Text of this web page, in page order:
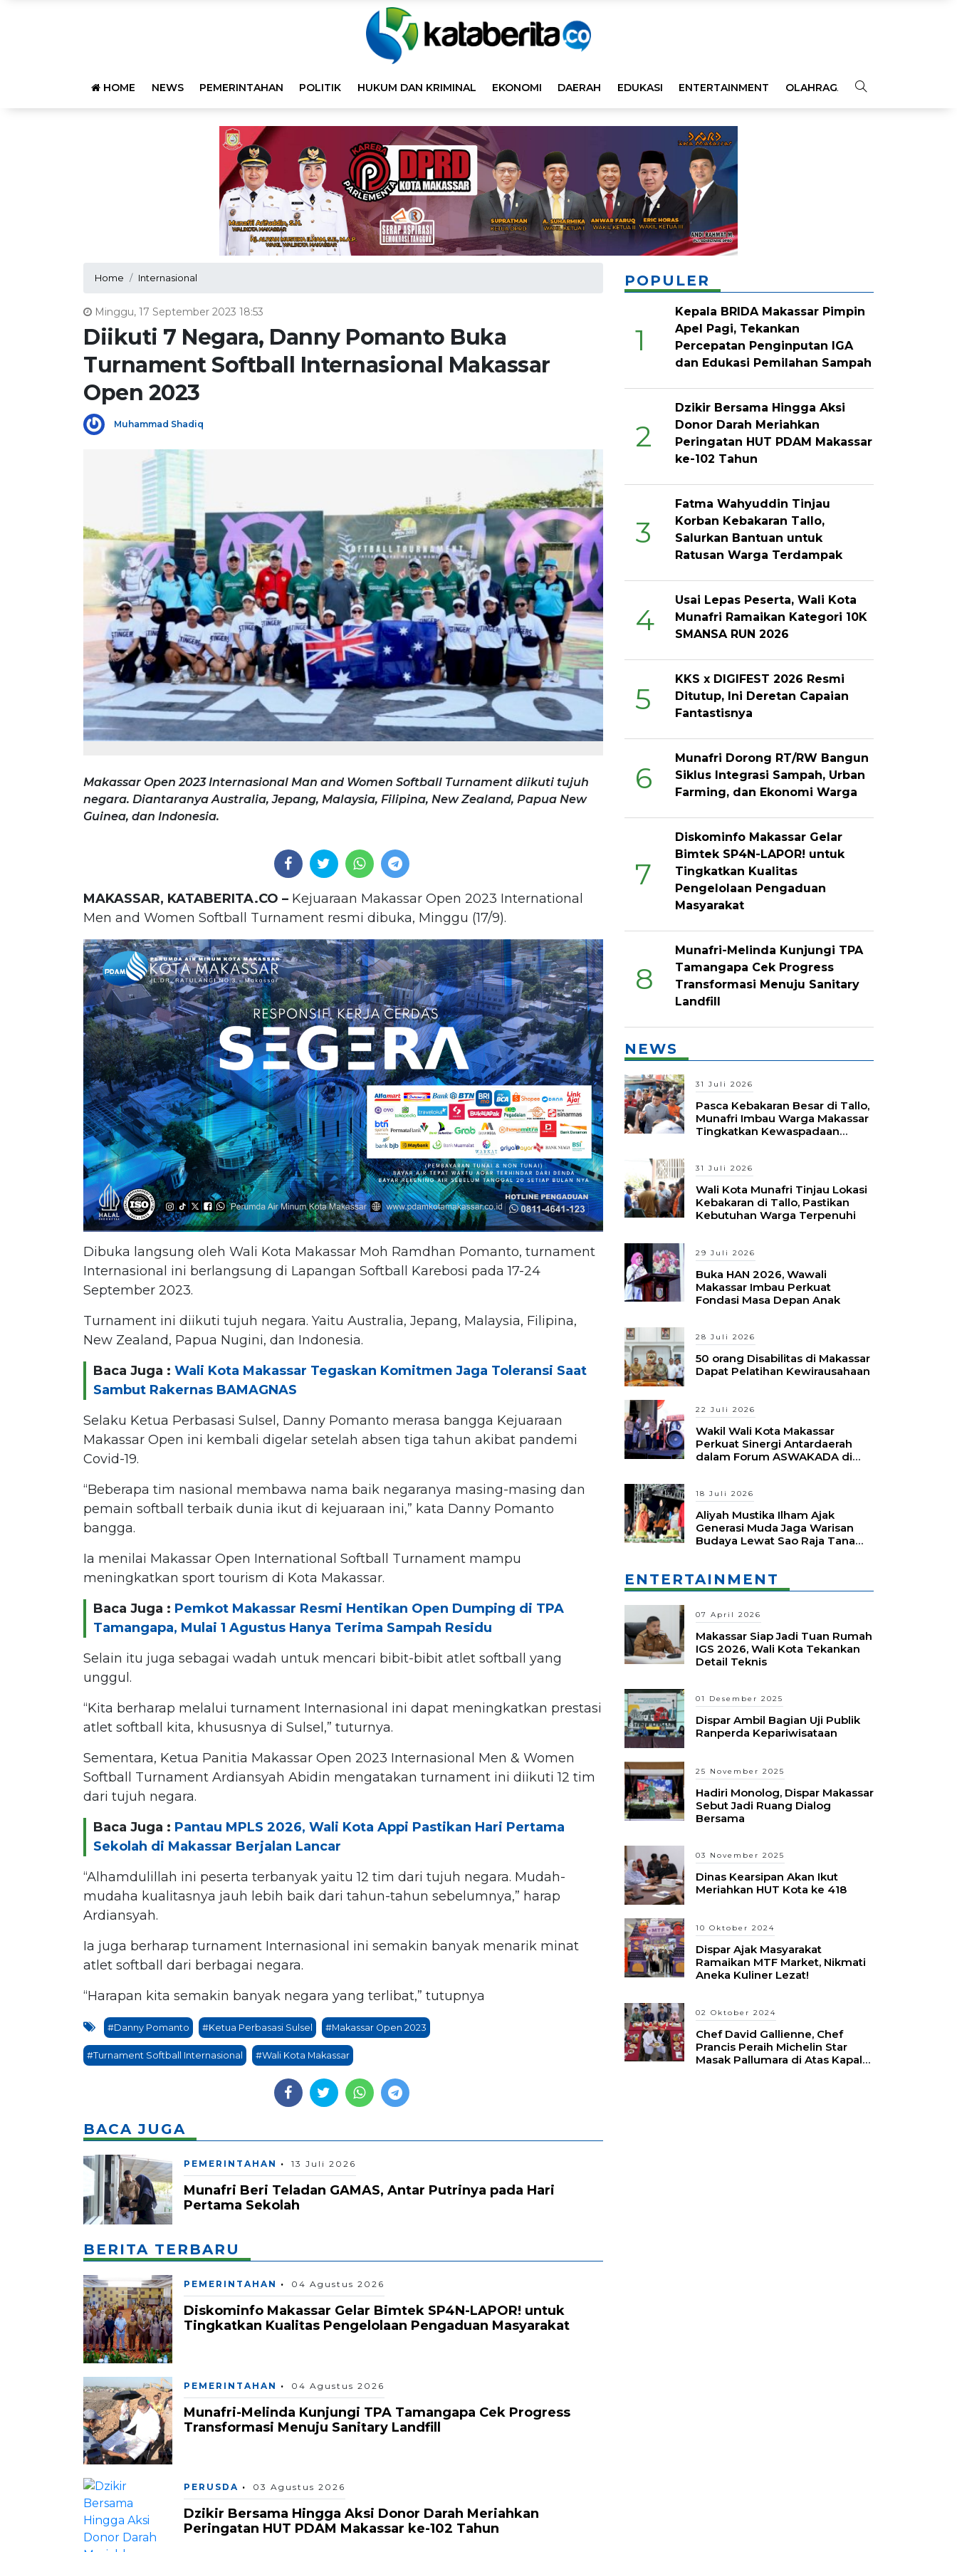
HOME NEWS PEMERINTAHAN POLITIK HUKUM DAN KRIMINAL EKONOMI DAERAH EDUKASI ENTERTAINMENT OLAHRAGA OPINI
Home Internasional
Minggu, 17 September 2023 18:53
Diikuti 7 Negara, Danny Pomanto Buka
Turnament Softball Internasional Makassar
Open 2023
Muhammad Shadiq
Makassar Open 2023 Internasional Man and Women Softball Turnament diikuti tujuh
negara. Diantaranya Australia, Jepang, Malaysia, Filipina, New Zealand, Papua New
Guinea, dan Indonesia.
MAKASSAR, KATABERITA.CO – Kejuaraan Makassar Open 2023 International
Men and Women Softball Turnament resmi dibuka, Minggu (17/9).
Dibuka langsung oleh Wali Kota Makassar Moh Ramdhan Pomanto, turnament
Internasional ini berlangsung di Lapangan Softball Karebosi pada 17-24
September 2023.
Turnament ini diikuti tujuh negara. Yaitu Australia, Jepang, Malaysia, Filipina,
New Zealand, Papua Nugini, dan Indonesia.
Baca Juga : Wali Kota Makassar Tegaskan Komitmen Jaga Toleransi Saat
Sambut Rakernas BAMAGNAS
Selaku Ketua Perbasasi Sulsel, Danny Pomanto merasa bangga Kejuaraan
Makassar Open ini kembali digelar setelah absen tiga tahun akibat pandemi
Covid-19.
“Beberapa tim nasional membawa nama baik negaranya masing-masing dan
pemain softball terbaik dunia ikut di kejuaraan ini,” kata Danny Pomanto
bangga.
Ia menilai Makassar Open International Softball Turnament mampu
meningkatkan sport tourism di Kota Makassar.
Baca Juga : Pemkot Makassar Resmi Hentikan Open Dumping di TPA
Tamangapa, Mulai 1 Agustus Hanya Terima Sampah Residu
Selain itu juga sebagai wadah untuk mencari bibit-bibit atlet softball yang
unggul.
“Kita berharap melalui turnament Internasional ini dapat meningkatkan prestasi
atlet softball kita, khususnya di Sulsel,” tuturnya.
Sementara, Ketua Panitia Makassar Open 2023 Internasional Men & Women
Softball Turnament Ardiansyah Abidin mengatakan turnament ini diikuti 12 tim
dari tujuh negara.
Baca Juga : Pantau MPLS 2026, Wali Kota Appi Pastikan Hari Pertama
Sekolah di Makassar Berjalan Lancar
“Alhamdulillah ini peserta terbanyak yaitu 12 tim dari tujuh negara. Mudah-
mudaha kualitasnya jauh lebih baik dari tahun-tahun sebelumnya,” harap
Ardiansyah.
Ia juga berharap turnament Internasional ini semakin banyak menarik minat
atlet softball dari berbagai negara.
“Harapan kita semakin banyak negara yang terlibat,” tutupnya
#Danny Pomanto #Ketua Perbasasi Sulsel #Makassar Open 2023
#Turnament Softball Internasional #Wali Kota Makassar
BACA JUGA
PEMERINTAHAN 13 Juli 2026
Munafri Beri Teladan GAMAS, Antar Putrinya pada Hari
Pertama Sekolah
BERITA TERBARU
PEMERINTAHAN 04 Agustus 2026
Diskominfo Makassar Gelar Bimtek SP4N-LAPOR! untuk
Tingkatkan Kualitas Pengelolaan Pengaduan Masyarakat
PEMERINTAHAN 04 Agustus 2026
Munafri-Melinda Kunjungi TPA Tamangapa Cek Progress
Transformasi Menuju Sanitary Landfill
PERUSDA 03 Agustus 2026
Dzikir Bersama Hingga Aksi Donor Darah Meriahkan
Peringatan HUT PDAM Makassar ke-102 Tahun
POPULER
1
Kepala BRIDA Makassar Pimpin
Apel Pagi, Tekankan
Percepatan Penginputan IGA
dan Edukasi Pemilahan Sampah
2
Dzikir Bersama Hingga Aksi
Donor Darah Meriahkan
Peringatan HUT PDAM Makassar
ke-102 Tahun
3
Fatma Wahyuddin Tinjau
Korban Kebakaran Tallo,
Salurkan Bantuan untuk
Ratusan Warga Terdampak
4
Usai Lepas Peserta, Wali Kota
Munafri Ramaikan Kategori 10K
SMANSA RUN 2026
5
KKS x DIGIFEST 2026 Resmi
Ditutup, Ini Deretan Capaian
Fantastisnya
6
Munafri Dorong RT/RW Bangun
Siklus Integrasi Sampah, Urban
Farming, dan Ekonomi Warga
7
Diskominfo Makassar Gelar
Bimtek SP4N-LAPOR! untuk
Tingkatkan Kualitas
Pengelolaan Pengaduan
Masyarakat
8
Munafri-Melinda Kunjungi TPA
Tamangapa Cek Progress
Transformasi Menuju Sanitary
Landfill
NEWS
31 Juli 2026
Pasca Kebakaran Besar di Tallo,
Munafri Imbau Warga Makassar
Tingkatkan Kewaspadaan
31 Juli 2026
Wali Kota Munafri Tinjau Lokasi
Kebakaran di Tallo, Pastikan
Kebutuhan Warga Terpenuhi
29 Juli 2026
Buka HAN 2026, Wawali
Makassar Imbau Perkuat
Fondasi Masa Depan Anak
28 Juli 2026
50 orang Disabilitas di Makassar
Dapat Pelatihan Kewirausahaan
22 Juli 2026
Wakil Wali Kota Makassar
Perkuat Sinergi Antardaerah
dalam Forum ASWAKADA di
18 Juli 2026
Aliyah Mustika Ilham Ajak
Generasi Muda Jaga Warisan
Budaya Lewat Sao Raja Tana
ENTERTAINMENT
07 April 2026
Makassar Siap Jadi Tuan Rumah
IGS 2026, Wali Kota Tekankan
Detail Teknis
01 Desember 2025
Dispar Ambil Bagian Uji Publik
Ranperda Kepariwisataan
25 November 2025
Hadiri Monolog, Dispar Makassar
Sebut Jadi Ruang Dialog
Bersama
03 November 2025
Dinas Kearsipan Akan Ikut
Meriahkan HUT Kota ke 418
10 Oktober 2024
Dispar Ajak Masyarakat
Ramaikan MTF Market, Nikmati
Aneka Kuliner Lezat!
02 Oktober 2024
Chef David Gallienne, Chef
Prancis Peraih Michelin Star
Masak Pallumara di Atas Kapal